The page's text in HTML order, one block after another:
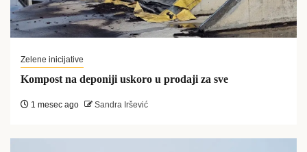
Zelene inicijative
Kompost na deponiji uskoro u prodaji za sve
1 mesec ago Sandra Iršević